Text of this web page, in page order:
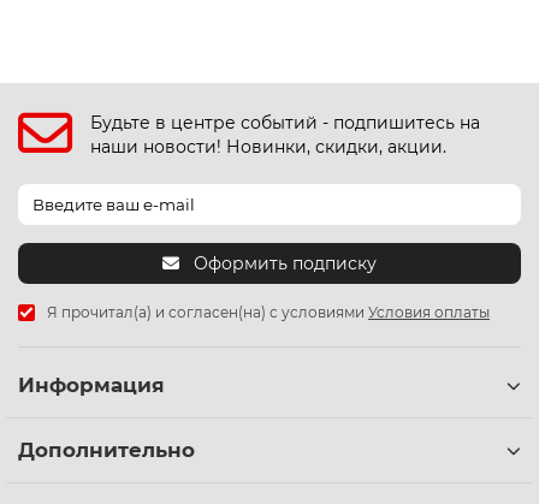
Будьте в центре событий - подпишитесь на
наши новости! Новинки, скидки, акции.
Оформить подписку
Я прочитал(а) и согласен(на) с условиями Условия оплаты
Информация
Дополнительно